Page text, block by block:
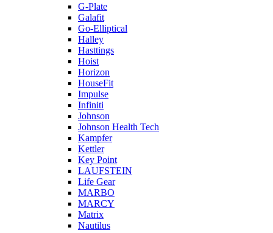
G-Plate
Galafit
Go-Elliptical
Halley
Hasttings
Hoist
Horizon
HouseFit
Impulse
Infiniti
Johnson
Johnson Health Tech
Kampfer
Kettler
Key Point
LAUFSTEIN
Life Gear
MARBO
MARCY
Matrix
Nautilus